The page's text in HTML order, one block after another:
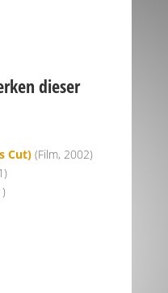
dieser
Cut)(Film, 2002)